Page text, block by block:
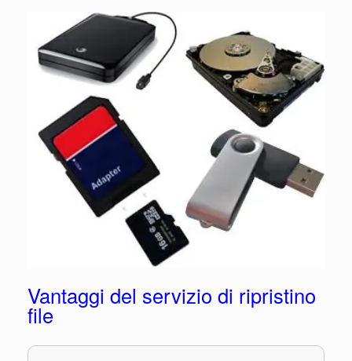
Vantaggi del servizio di ripristino
file